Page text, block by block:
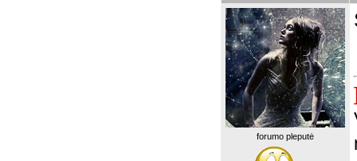
forumo pleputė